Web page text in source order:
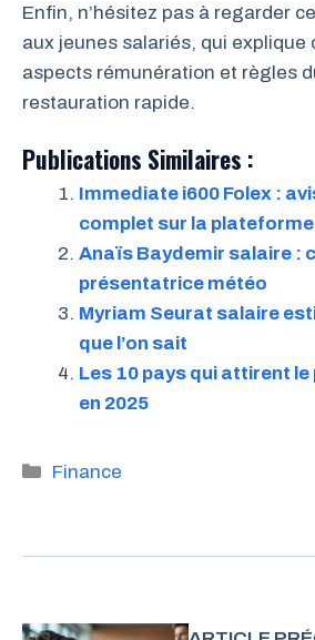
Enfin, n’hésitez pas à regarder
aux jeunes salariés, qui explique
aspects rémunération et règles
restauration rapide.
Publications Similaires :
Immediate i600 Folex :
complet sur la plateforme
Anaïs Baydemir salaire :
présentatrice météo
Myriam Seurat salaire
que l’on sait
Les 10 pays qui attirent
en 2025
Catégories
Finance